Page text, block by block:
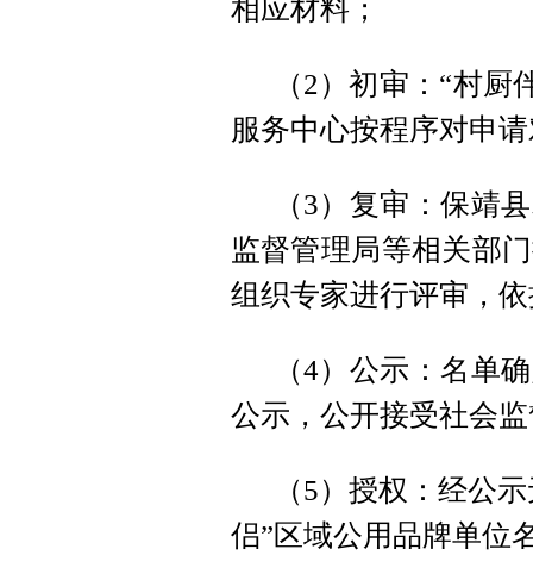
相应材料；
（2）初审：“村
服务中心按程序对申
（3）复审：保靖
监督管理局等相关部
组织专家进行评审，
（4）公示：名单
公示，公开接受社会
（5）授权：经公
侣”区域公用品牌单位